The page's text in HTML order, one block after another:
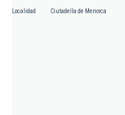
Localidad Ciutadella de Menorca